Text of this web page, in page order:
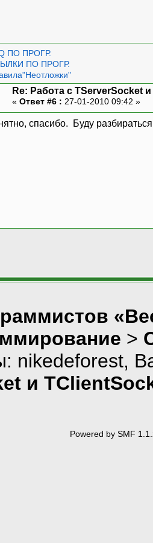
ПО ПРОГР.
ПО ПРОГР.
Re: Работа с TServerSocket
« Ответ #6 : 27-01-2010 09:42 »
спасибо. Буду
>
nikedeforest,
и
Powered by SMF